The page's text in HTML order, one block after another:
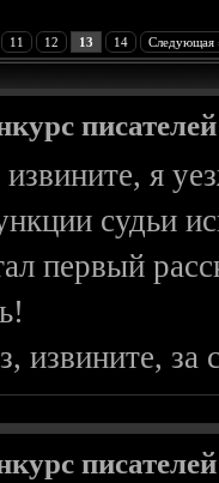
11 12 13 14 Следующая
писателей
извините, я
судьи
первый
извините, за
писателей